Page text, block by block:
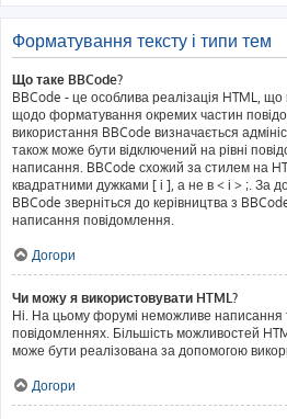
Форматування тексту і типи тем
Що таке BBCode?
BBCode - це особлива реалізація HTML, що
щодо форматування окремих частин
використання BBCode визначається
також може бути відключений на рівні
написання. BBCode схожий за стилем на
квадратними дужками [ і ], а не в < і > ;. За
BBCode зверніться до керівництва з
написання повідомлення.
Догори
Чи можу я використовувати HTML?
Ні. На цьому форумі неможливе написання
повідомленнях. Більшість можливостей
може бути реалізована за допомогою
Догори